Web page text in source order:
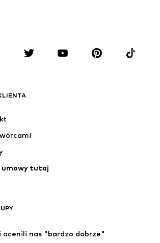
umowy tutaj
ocenili nas "bardzo dobrze"